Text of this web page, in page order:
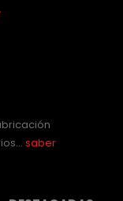
saber